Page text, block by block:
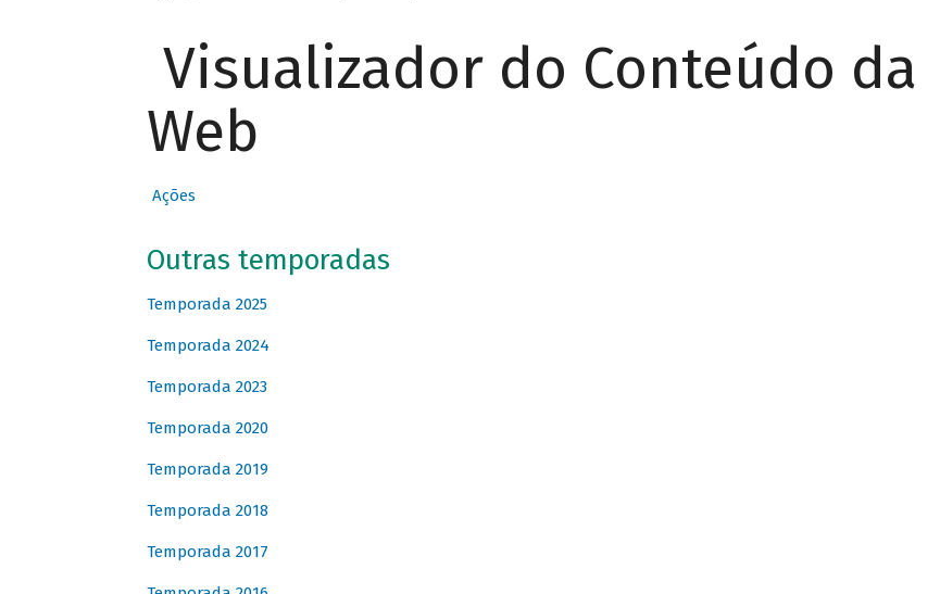
Visualizador do Conteúdo da
Web
Ações
Outras temporadas
Temporada 2025
Temporada 2024
Temporada 2023
Temporada 2020
Temporada 2019
Temporada 2018
Temporada 2017